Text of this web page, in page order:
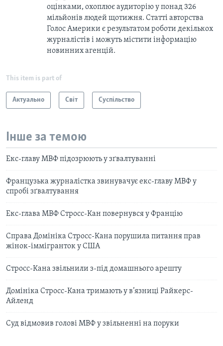
оцінками, охоплює аудиторію у понад 326
мільйонів людей щотижня. Статті авторства
Голос Америки є результатом роботи декількох
журналістів і можуть містити інформацію
новинних агенцій.
This item is part of
Актуально Світ Суспільство
Інше за темою
Екс-главу МВФ підозрюють у зґвалтуванні
Французька журналістка звинувачує екс-главу МВФ у
спробі зґвалтування
Екс-глава МВФ Стросс-Кан повернувся у Францію
Справа Домініка Стросс-Кана порушила питання прав
жінок-іммігранток у США
Стросс-Кана звільнили з-під домашнього арешту
Домініка Стросс-Кана тримають у в’язниці Райкерс-
Айленд
Суд відмовив голові МВФ у звільненні на поруки